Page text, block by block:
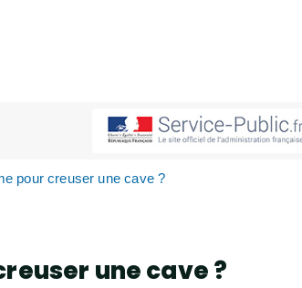
pour creuser une cave ?
une cave ?